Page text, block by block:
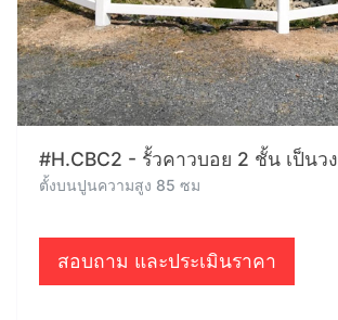
#H.CBC2 - รั้วคาวบอย 2 ชั้น เป็นวง
ตั้งบนปูนความสูง 85 ซม
สอบถาม และประเมินราคา